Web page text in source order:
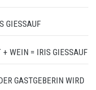
GIESSAUF
+ WEIN = IRIS GIESSAUF
GASTGEBERIN WIRD